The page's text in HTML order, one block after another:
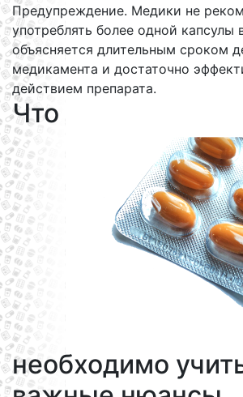
Предупреждение. Медики не
употреблять более одной капсулы
объясняется длительным сроком
медикамента и достаточно
действием препарата.
Что
необходимо